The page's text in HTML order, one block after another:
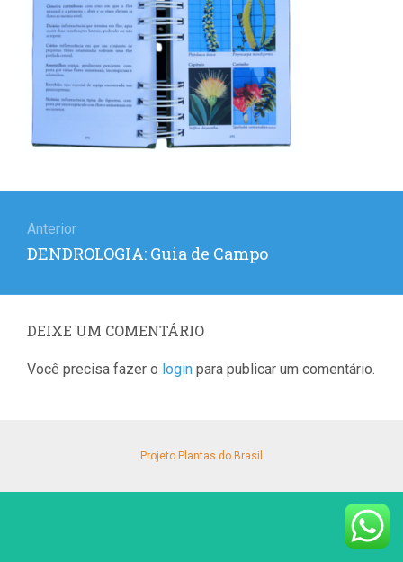
de
Post
Anterior
Post
DENDROLOGIA: Guia de Campo
DEIXE UM COMENTÁRIO
Você precisa fazer o login para publicar um comentário.
Projeto Plantas do Brasil